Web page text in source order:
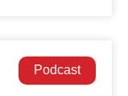
Podcast